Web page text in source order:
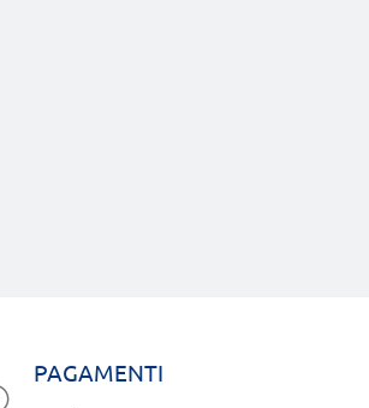
PAGAMENTI